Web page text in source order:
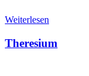
Weiterlesen
Theresium